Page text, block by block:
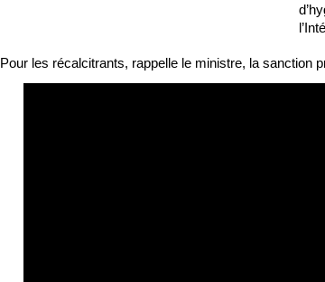
Pour les récalcitrants, rappelle le ministre, la sanction